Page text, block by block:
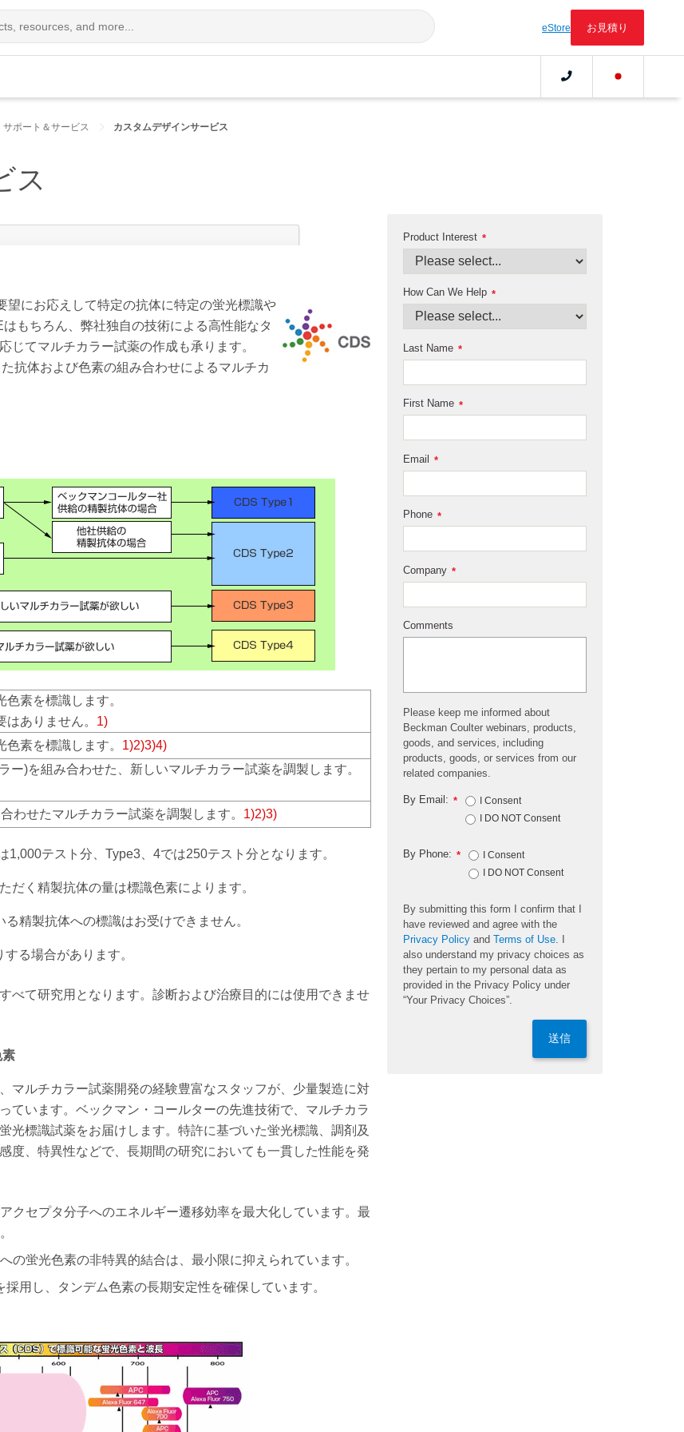
eStore お見積り
サポート＆サービス カスタムデザインサービス
ス
にお応えして特定の抗体に特定の蛍光標識や
もちろん、弊社独自の技術による高性能なタ
じてマルチカラー試薬の作成も承ります。
抗体および色素の組み合わせによるマルチカ
素を標識します。
ありません。 1)
素を標識します。 1)2)3)4)
ー)を組み合わせた、新しいマルチカラー試薬を調製します。
わせたマルチカラー試薬を調製します。 1)2)3)
テスト分、Type3、4では250テスト分となります。
だく精製抗体の量は標識色素によります。
精製抗体への標識はお受けできません。
る場合があります。
べて研究用となります。診断および治療目的には使用できませ
素
マルチカラー試薬開発の経験豊富なスタッフが、少量製造に対
ています。ベックマン・コールターの先進技術で、マルチカラ
光標識試薬をお届けします。特許に基づいた蛍光標識、調剤及
度、特異性などで、長期間の研究においても一貫した性能を発
クセプタ分子へのエネルギー遷移効率を最大化しています。最
の蛍光色素の非特異的結合は、最小限に抑えられています。
用し、タンデム色素の長期安定性を確保しています。
*
Product Interest
*
How Can We Help
*
Last Name
*
First Name
*
Email
*
Phone
*
Company
Comments
Please keep me informed about
Beckman Coulter webinars, products,
goods, and services, including
products, goods, or services from our
related companies.
*
By Email:
I Consent
I DO NOT Consent
*
By Phone:
I Consent
I DO NOT Consent
By submitting this form I confirm that I
have reviewed and agree with the
Privacy Policy and Terms of Use. I
also understand my privacy choices as
they pertain to my personal data as
provided in the Privacy Policy under
“Your Privacy Choices”.
送信